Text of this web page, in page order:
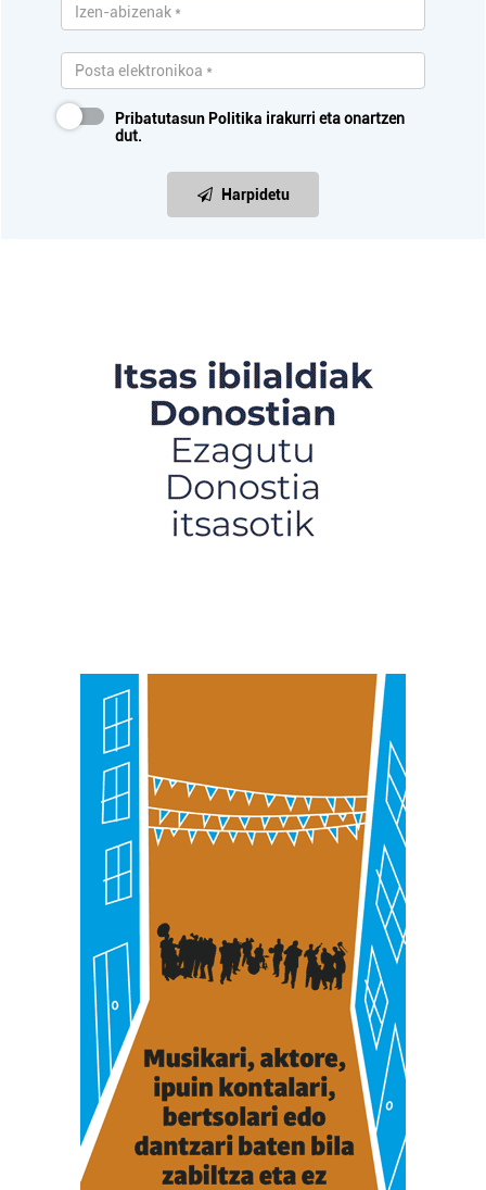
Pribatutasun Politika irakurri eta onartzen
dut.
Harpidetu